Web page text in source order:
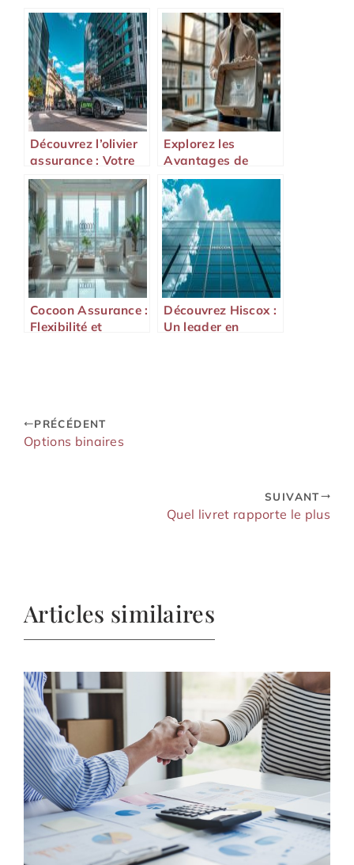
Découvrez l’olivier
assurance : Votre
partenaire en
assurance auto
Explorez les
Avantages de
l’Euro Assurance
Cocoon Assurance :
Flexibilité et
Découvrez Hiscox :
Un leader en
PRÉCÉDENT
Options binaires
SUIVANT
Quel livret rapporte le plus
Articles similaires